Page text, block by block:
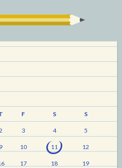
F S S
3 4 5
9 10 11 12
17 18 19